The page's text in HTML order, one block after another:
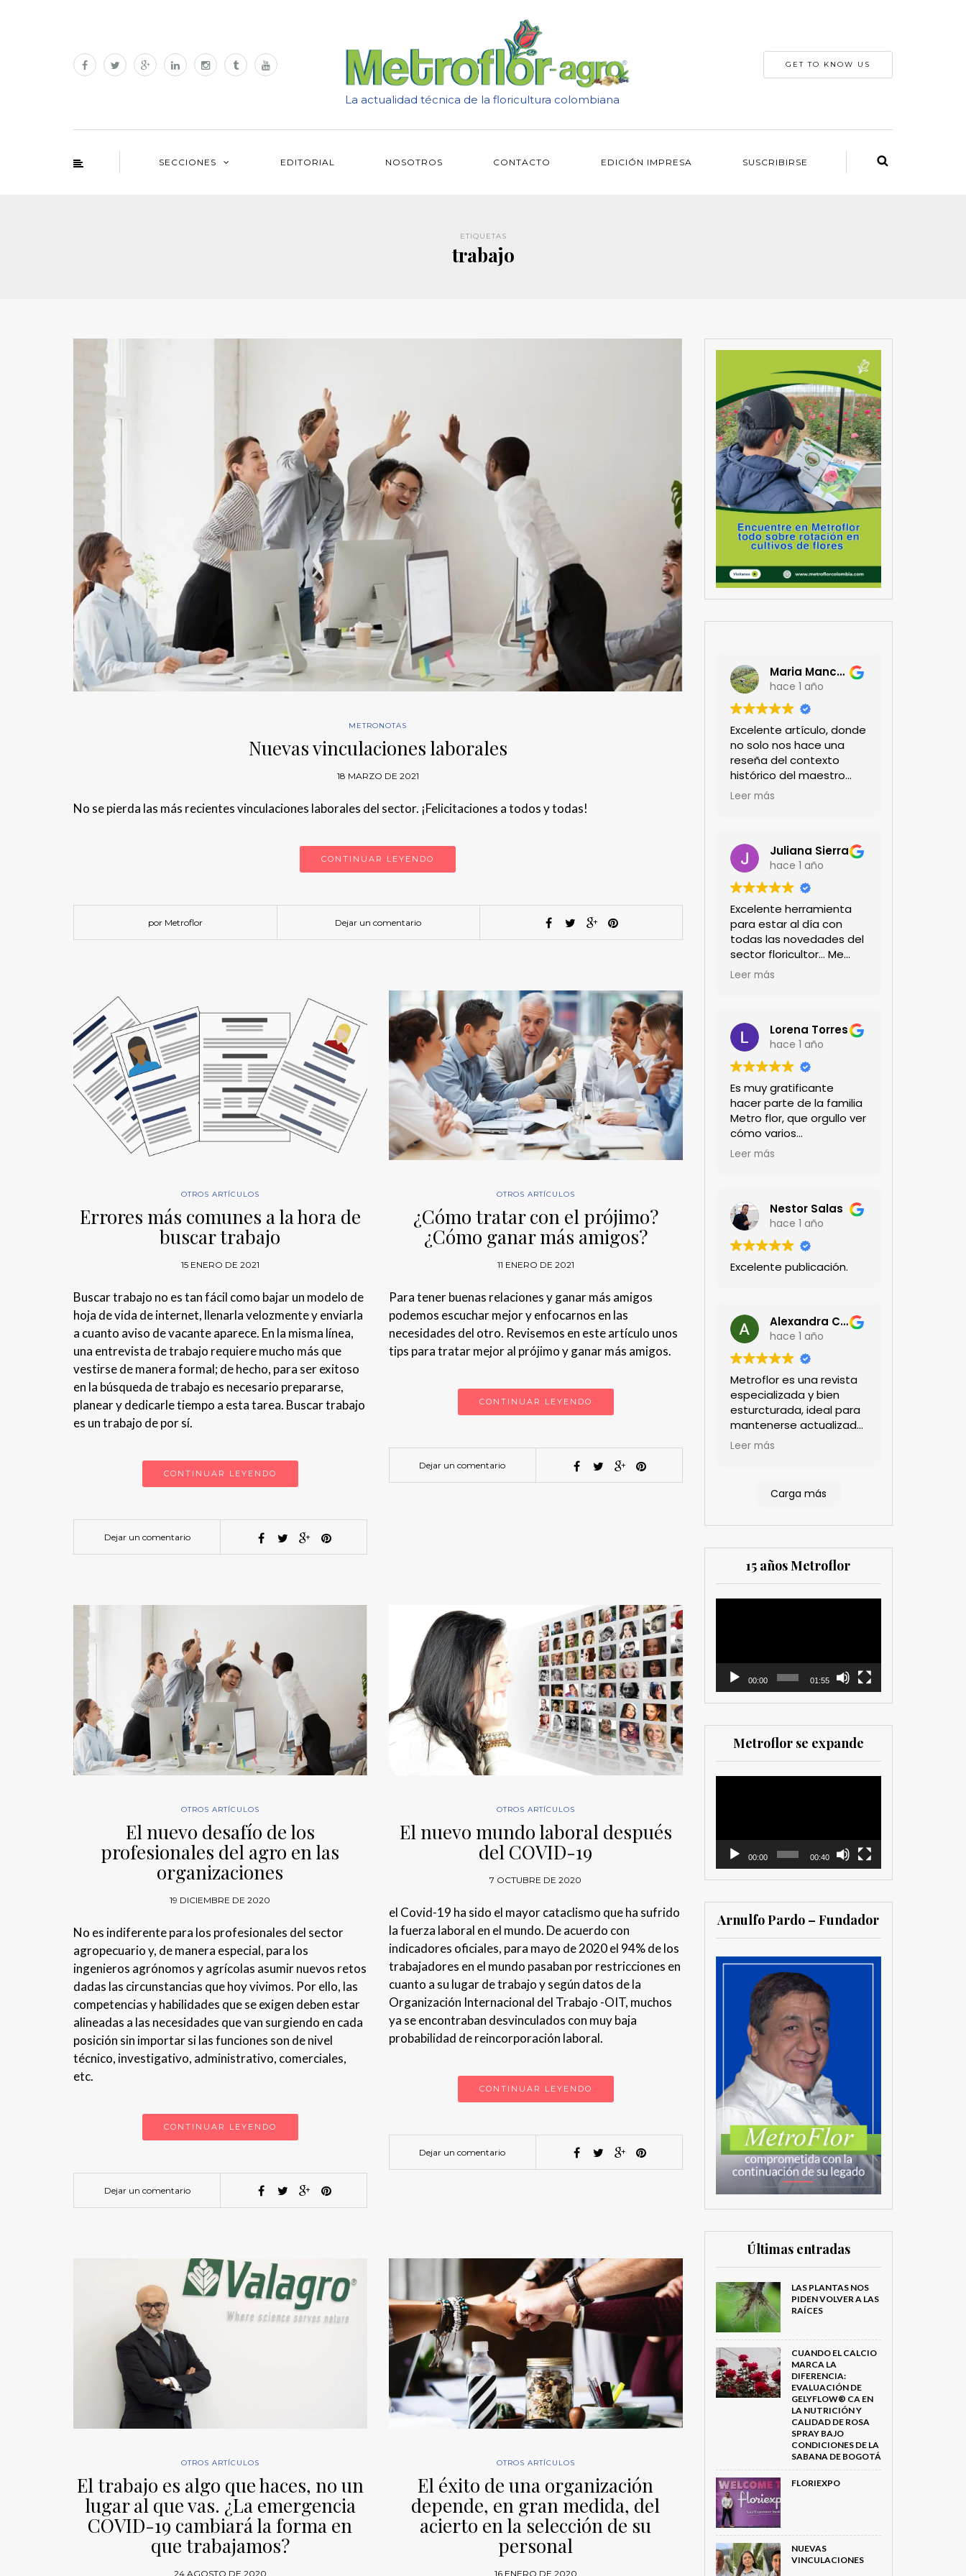
La actualidad técnica de la floricultura colombiana
GET TO KNOW US
SECCIONES EDITORIAL NOSOTROS CONTACTO EDICIÓN IMPRESA SUSCRIBIRSE
ETIQUETAS
trabajo
METRONOTAS
Nuevas vinculaciones laborales
18 MARZO DE 2021
No se pierda las más recientes vinculaciones laborales del sector. ¡Felicitaciones a todos y todas!
CONTINUAR LEYENDO
por Metroflor Dejar un comentario
OTROS ARTÍCULOS
Errores más comunes a la hora de
buscar trabajo
15 ENERO DE 2021
Buscar trabajo no es tan fácil como bajar un modelo de
hoja de vida de internet, llenarla velozmente y enviarla
a cuanto aviso de vacante aparece. En la misma línea,
una entrevista de trabajo requiere mucho más que
vestirse de manera formal; de hecho, para ser exitoso
en la búsqueda de trabajo es necesario prepararse,
planear y dedicarle tiempo a esta tarea. Buscar trabajo
es un trabajo de por sí.
CONTINUAR LEYENDO
Dejar un comentario
OTROS ARTÍCULOS
¿Cómo tratar con el prójimo?
¿Cómo ganar más amigos?
11 ENERO DE 2021
Para tener buenas relaciones y ganar más amigos
podemos escuchar mejor y enfocarnos en las
necesidades del otro. Revisemos en este artículo unos
tips para tratar mejor al prójimo y ganar más amigos.
CONTINUAR LEYENDO
Dejar un comentario
OTROS ARTÍCULOS
El nuevo desafío de los
profesionales del agro en las
organizaciones
19 DICIEMBRE DE 2020
No es indiferente para los profesionales del sector
agropecuario y, de manera especial, para los
ingenieros agrónomos y agrícolas asumir nuevos retos
dadas las circunstancias que hoy vivimos. Por ello, las
competencias y habilidades que se exigen deben estar
alineadas a las necesidades que van surgiendo en cada
posición sin importar si las funciones son de nivel
técnico, investigativo, administrativo, comerciales,
etc.
CONTINUAR LEYENDO
Dejar un comentario
OTROS ARTÍCULOS
El nuevo mundo laboral después
del COVID-19
7 OCTUBRE DE 2020
el Covid-19 ha sido el mayor cataclismo que ha sufrido
la fuerza laboral en el mundo. De acuerdo con
indicadores oficiales, para mayo de 2020 el 94% de los
trabajadores en el mundo pasaban por restricciones en
cuanto a su lugar de trabajo y según datos de la
Organización Internacional del Trabajo -OIT, muchos
ya se encontraban desvinculados con muy baja
probabilidad de reincorporación laboral.
CONTINUAR LEYENDO
Dejar un comentario
OTROS ARTÍCULOS
El trabajo es algo que haces, no un
lugar al que vas. ¿La emergencia
COVID-19 cambiará la forma en
que trabajamos?
24 AGOSTO DE 2020
OTROS ARTÍCULOS
El éxito de una organización
depende, en gran medida, del
acierto en la selección de su
personal
16 ENERO DE 2020
Maria Mancera
hace 1 año
Excelente artículo, donde
no solo nos hace una
reseña del contexto
histórico del maestro
jardinero japonés si no
Felicitaciones!!
Leer más
Juliana Sierra
hace 1 año
Excelente herramienta
para estar al día con
todas las novedades del
sector floricultor... Me
encanta!!!
Leer más
Lorena Torres
hace 1 año
Es muy gratificante
hacer parte de la familia
Metro flor, que orgullo ver
cómo varios
profesionales hombres y
técnicas. Gracias por
mantenernos al día.mil
GRACIAS
Leer más
Nestor Salas
hace 1 año
Excelente publicación.
Alexandra Castillo
hace 1 año
Metroflor es una revista
especializada y bien
esturcturada, ideal para
mantenerse actualizado
en el sector floricultor.
estratégica, las
sector así como los
cubrimientos de los
eventos sociales de las
compañías. Es una
que trabajan en el sector
Leer más
Carga más
15 años Metroflor
00:00 01:55
Metroflor se expande
00:00 00:40
Arnulfo Pardo – Fundador
Últimas entradas
LAS PLANTAS NOS
PIDEN VOLVER A LAS
RAÍCES
CUANDO EL CALCIO
MARCA LA
DIFERENCIA:
EVALUACIÓN DE
GELYFLOW® CA EN
LA NUTRICIÓN Y
CALIDAD DE ROSA
SPRAY BAJO
CONDICIONES DE LA
SABANA DE BOGOTÁ
FLORIEXPO
NUEVAS
VINCULACIONES